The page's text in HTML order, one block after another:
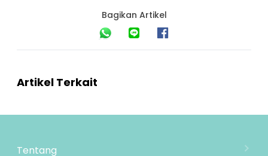
Bagikan Artikel
Artikel Terkait
Tentang